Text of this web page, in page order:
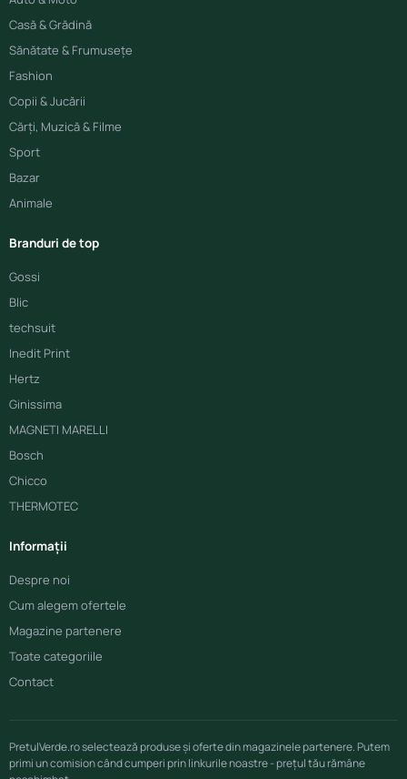
Casă & Grădină
Sănătate & Frumusețe
Fashion
Copii & Jucării
Cărți, Muzică & Filme
Sport
Bazar
Animale
Branduri de top
Gossi
Blic
techsuit
Inedit Print
Hertz
Ginissima
MAGNETI MARELLI
Bosch
Chicco
THERMOTEC
Informații
Despre noi
Cum alegem ofertele
Magazine partenere
Toate categoriile
Contact
PretulVerde.ro selectează produse și oferte din magazinele partenere. Putem
primi un comision când cumperi prin linkurile noastre - prețul tău rămâne